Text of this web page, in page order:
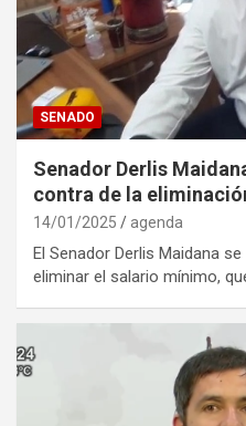
SENADO
Senador Derlis
contra de la
14/01/2025 agenda
El Senador Derlis Maidana
eliminar el salario mínimo,